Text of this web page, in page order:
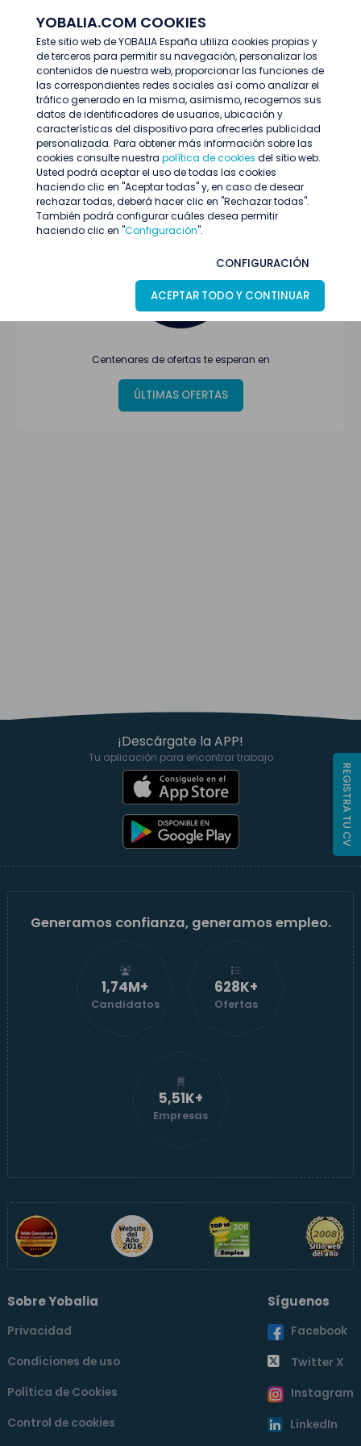
YOBALIA.COM COOKIES
Este sitio web de YOBALIA España utiliza cookies propias y
de terceros para permitir su navegación, personalizar los
contenidos de nuestra web, proporcionar las funciones de
las correspondientes redes sociales así como analizar el
tráfico generado en la misma, asimismo, recogemos sus
datos de identificadores de usuarios, ubicación y
características del dispositivo para ofrecerles publicidad
personalizada. Para obtener más información sobre las
cookies consulte nuestra política de cookies del sitio web.
Usted podrá aceptar el uso de todas las cookies
haciendo clic en "Aceptar todas" y, en caso de desear
rechazar todas, deberá hacer clic en "Rechazar todas".
También podrá configurar cuáles desea permitir
haciendo clic en "Configuración".
CONFIGURACIÓN
ACEPTAR TODO Y CONTINUAR
Últimas ofertas
Oferta no encontrada o ha finalizado su
proceso de selección
Centenares de ofertas te esperan en
ÚLTIMAS OFERTAS
¡Descárgate la APP!
Tu aplicación para encontrar trabajo
Generamos confianza, generamos empleo.
1,74M+
Candidatos
629K+
Ofertas
5,51K+
Empresas
Sobre Yobalia
Privacidad
Condiciones de uso
Política de Cookies
Control de cookies
Síguenos
Facebook
Twitter X
Instagram
LinkedIn
REGISTRA TU CV